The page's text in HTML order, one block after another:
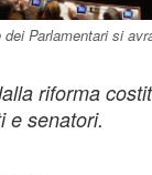
Parlamentari si
riforma
e senatori.